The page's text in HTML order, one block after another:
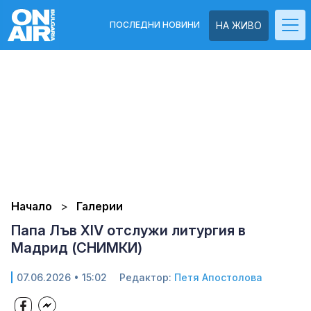
НА ЖИВО
ПОСЛЕДНИ НОВИНИ
Начало Галерии
Папа Лъв XIV отслужи литургия в
Мадрид (СНИМКИ)
07.06.2026 • 15:02 Редактор: Петя Апостолова